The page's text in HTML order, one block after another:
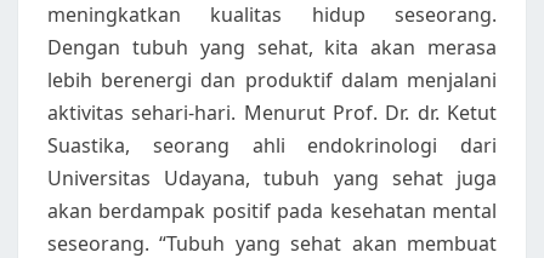
meningkatkan kualitas hidup seseorang.
Dengan tubuh yang sehat, kita akan merasa
lebih berenergi dan produktif dalam menjalani
aktivitas sehari-hari. Menurut Prof. Dr. dr. Ketut
Suastika, seorang ahli endokrinologi dari
Universitas Udayana, tubuh yang sehat juga
akan berdampak positif pada kesehatan mental
seseorang. “Tubuh yang sehat akan membuat